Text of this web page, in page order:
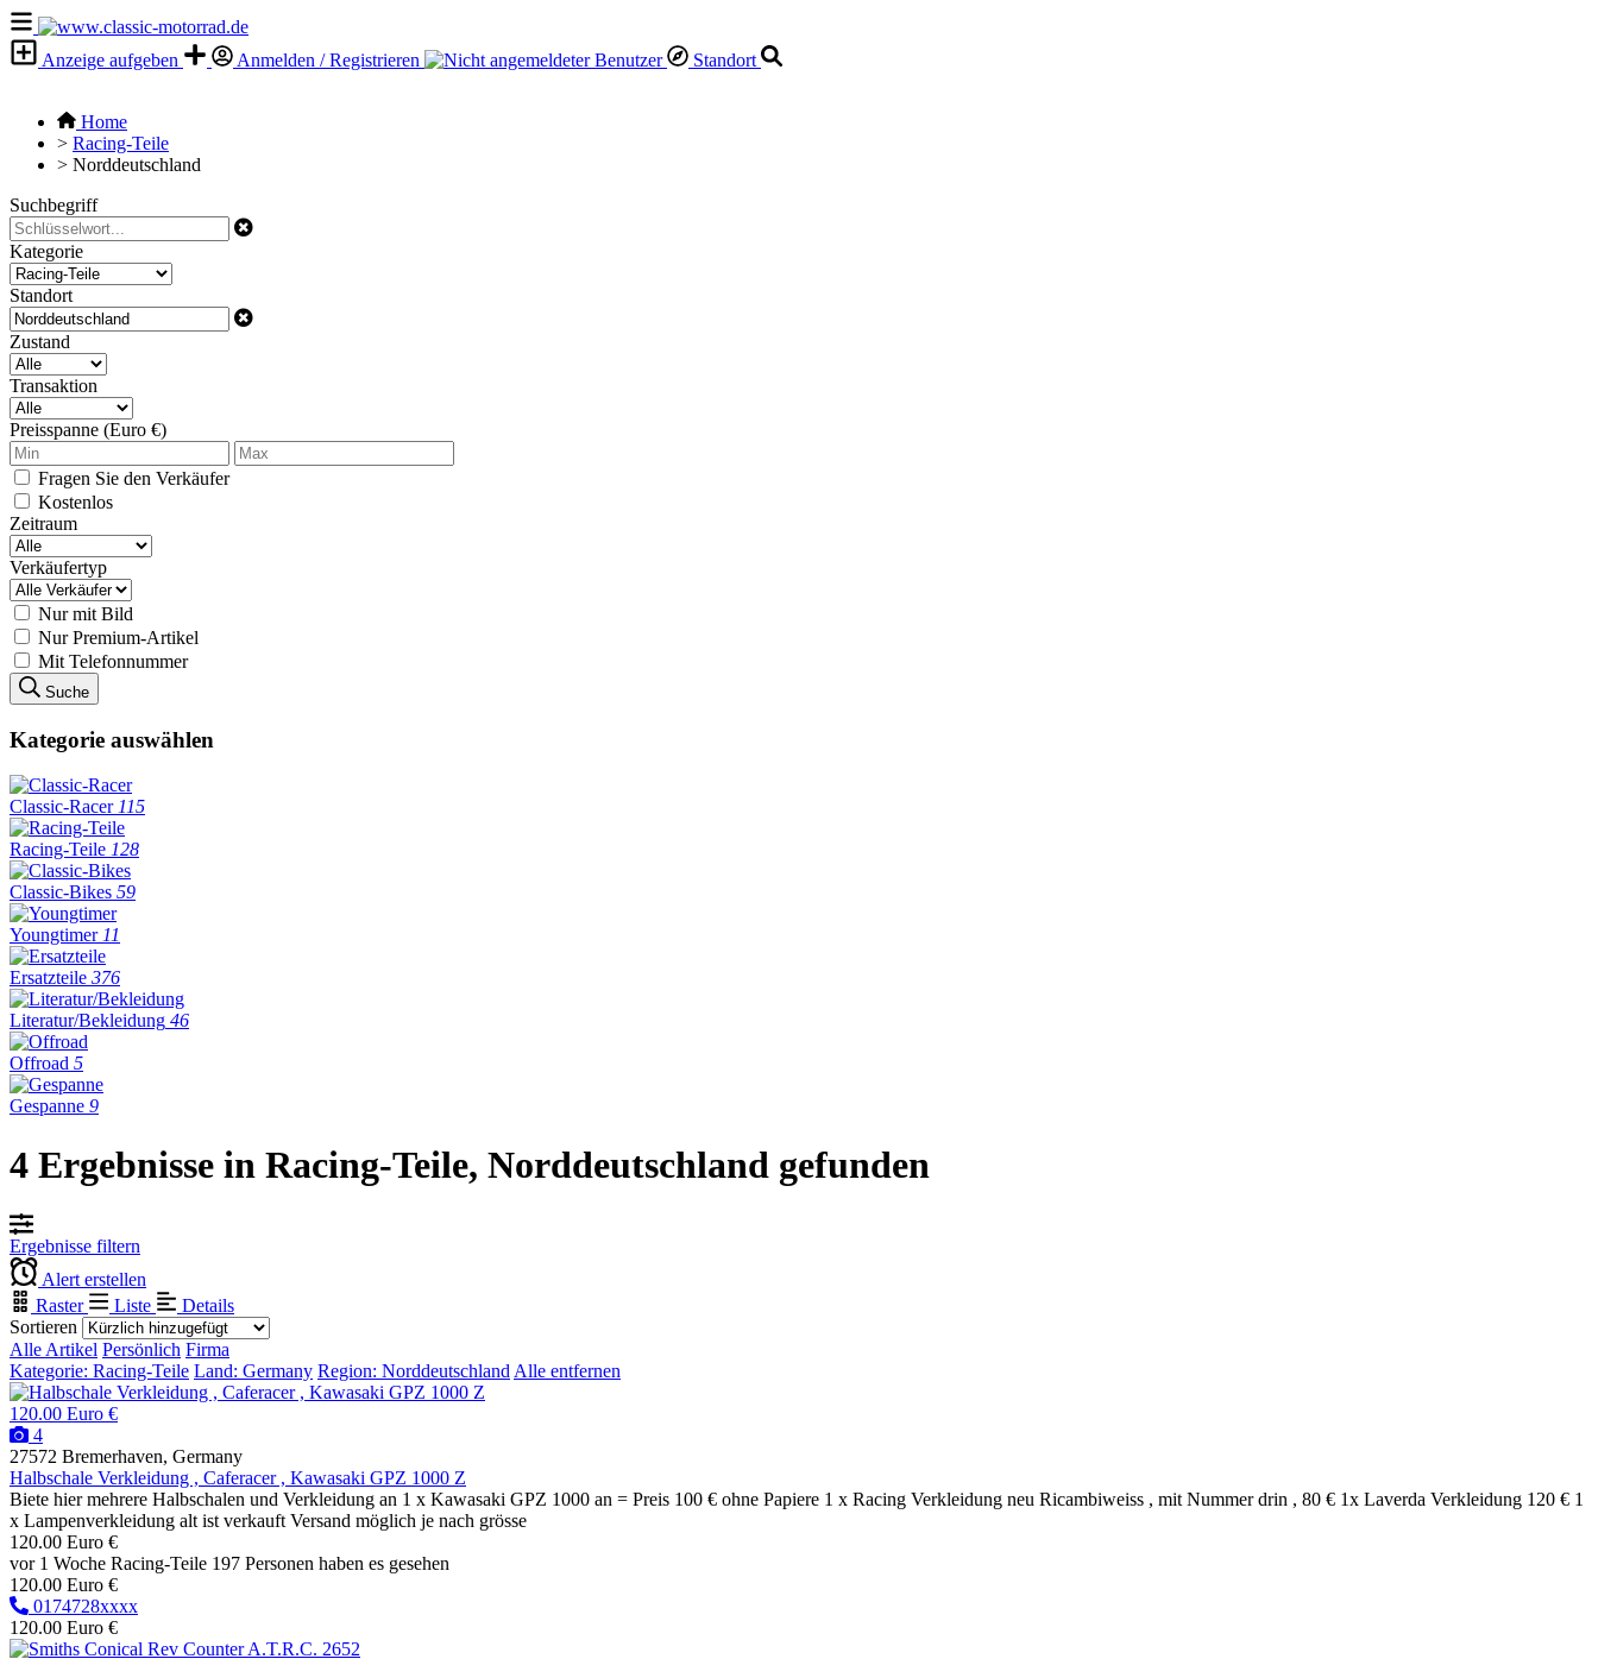
Anzeige aufgeben Anmelden / Registrieren Standort
Home
> Racing-Teile
> Norddeutschland
Suchbegriff
Kategorie
Standort
Zustand
Transaktion
Preisspanne (Euro €)
Fragen Sie den Verkäufer
Kostenlos
Zeitraum
Verkäufertyp
Nur mit Bild
Nur Premium-Artikel
Mit Telefonnummer
Suche
Kategorie auswählen
Classic-Racer 115
Racing-Teile 128
Classic-Bikes 59
Youngtimer 11
Ersatzteile 376
Literatur/Bekleidung 46
Offroad 5
Gespanne 9
4 Ergebnisse in Racing-Teile, Norddeutschland gefunden
Ergebnisse filtern
Alert erstellen
Raster
Liste
Details
Sortieren
Alle Artikel Persönlich Firma
Kategorie: Racing-Teile Land: Germany Region: Norddeutschland Alle entfernen
120.00 Euro €
4
27572 Bremerhaven, Germany
Halbschale Verkleidung , Caferacer , Kawasaki GPZ 1000 Z
Biete hier mehrere Halbschalen und Verkleidung an 1 x Kawasaki GPZ 1000 an = Preis 100 € ohne Papiere 1 x Racing Verkleidung neu Ricambiweiss , mit Nummer drin , 80 € 1x Laverda Verkleidung 120 € 1
x Lampenverkleidung alt ist verkauft Versand möglich je nach grösse
120.00 Euro €
vor 1 Woche Racing-Teile 197 Personen haben es gesehen
120.00 Euro €
0174728xxxx
120.00 Euro €